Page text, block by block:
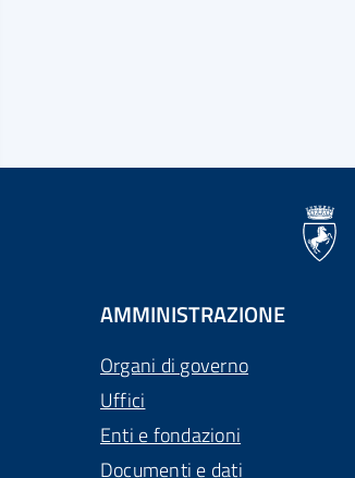
AMMINISTRAZIONE
Organi di governo
Uffici
Enti e fondazioni
Documenti e dati